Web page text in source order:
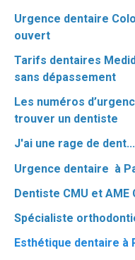
Urgence dentaire
ouvert
Tarifs dentaires
sans dépassement
Les numéros
trouver un dentiste
J'ai une rage de
Urgence dentaire à
Dentiste CMU et AME
Spécialiste
Esthétique dentaire à